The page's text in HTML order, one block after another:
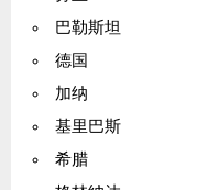
巴勒斯坦
德国
加纳
基里巴斯
希腊